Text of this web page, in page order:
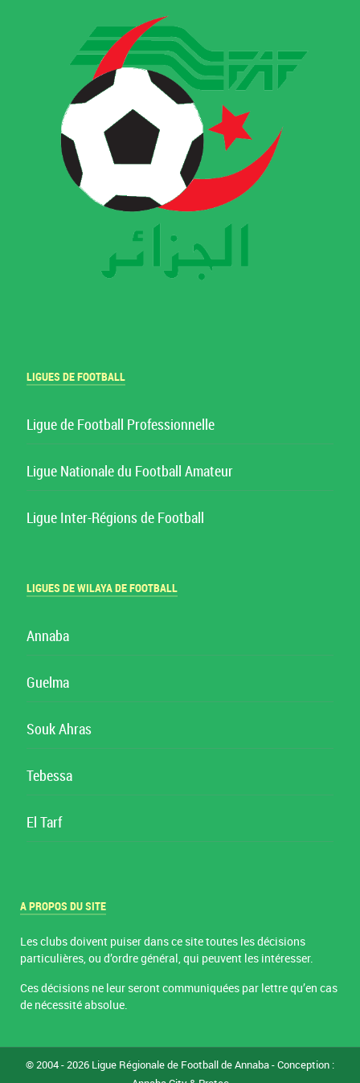
LIGUES DE FOOTBALL
Ligue de Football Professionnelle
Ligue Nationale du Football Amateur
Ligue Inter-Régions de Football
LIGUES DE WILAYA DE FOOTBALL
Annaba
Guelma
Souk Ahras
Tebessa
El Tarf
A PROPOS DU SITE
Les clubs doivent puiser dans ce site toutes les décisions
particulières, ou d’ordre général, qui peuvent les intéresser.
Ces décisions ne leur seront communiquées par lettre qu’en cas
de nécessité absolue.
© 2004 - 2026 Ligue Régionale de Football de Annaba - Conception :